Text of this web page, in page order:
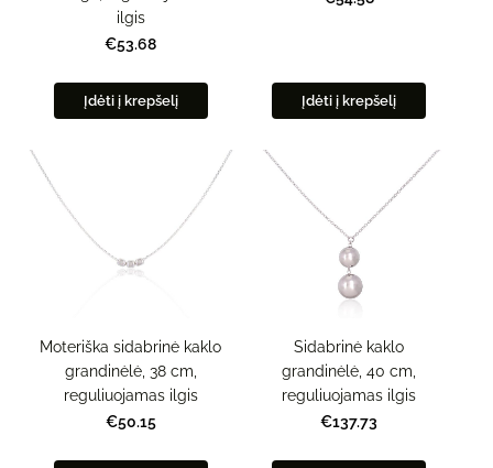
ilgis
€53.68
Įdėti į krepšelį Įdėti į krepšelį
Moteriška sidabrinė kaklo
grandinėlė, 38 cm,
reguliuojamas ilgis
€50.15
Sidabrinė kaklo
grandinėlė, 40 cm,
reguliuojamas ilgis
€137.73